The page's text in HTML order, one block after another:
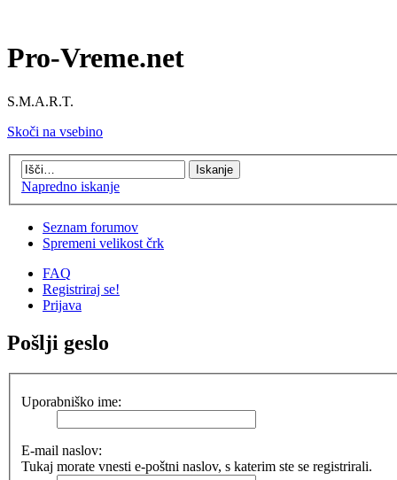
Pro-Vreme.net
S.M.A.R.T.
Skoči na vsebino
Napredno iskanje
Seznam forumov
Spremeni velikost črk
FAQ
Registriraj se!
Prijava
Pošlji geslo
Uporabniško ime:
E-mail naslov:
Tukaj morate vnesti e-poštni naslov, s katerim ste se registrirali.